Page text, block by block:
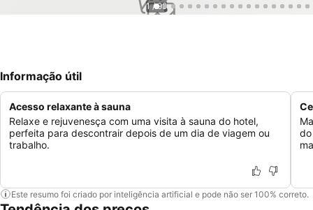
1 / 99
Informação útil
Acesso relaxante à sauna
Relaxe e rejuvenesça com uma visita à sauna do hotel,
perfeita para descontrair depois de um dia de viagem ou
trabalho.
Este resumo foi criado por inteligência artificial e pode não ser 100% correto.